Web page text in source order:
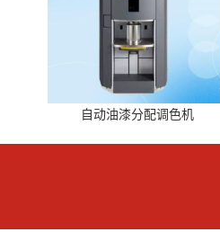
自动油漆分配调色机